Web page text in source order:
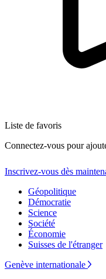
Liste de favoris
Connectez-vous pour
Inscrivez-vous dès
Géopolitique
Démocratie
Science
Société
Économie
Suisses de l'étranger
Genève internationale